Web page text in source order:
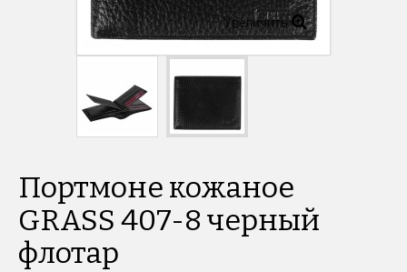
Увеличить
Портмоне кожаное
GRASS 407-8 черный
флотар